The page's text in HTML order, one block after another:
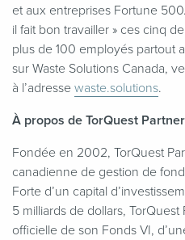
et aux entreprises Fortune
il fait bon travailler » ces cinq
plus de 100 employés partout
sur Waste Solutions Canada,
à l’adresse waste.solutions.
À propos de TorQuest
Fondée en 2002, TorQuest
canadienne de gestion de
Forte d’un capital
5 milliards de dollars,
officielle de son Fonds VI,